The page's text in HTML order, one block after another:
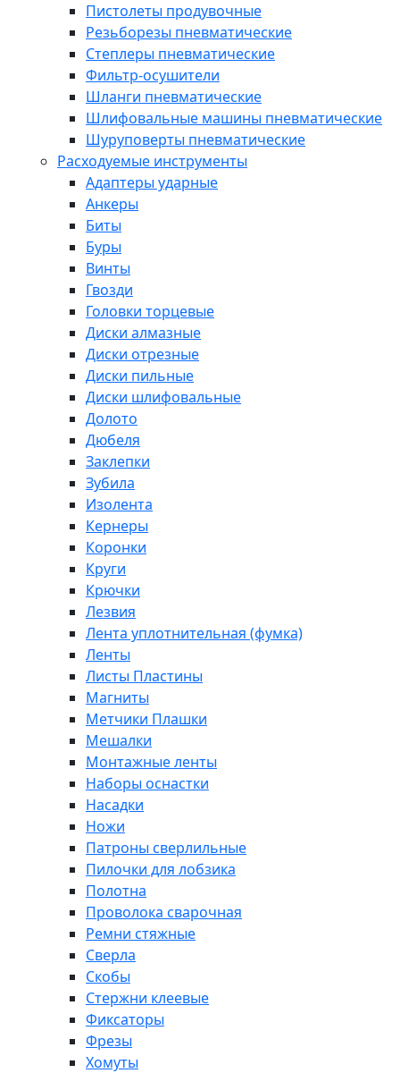
Пистолеты продувочные
Резьборезы пневматические
Степлеры пневматические
Фильтр-осушители
Шланги пневматические
Шлифовальные машины пневматические
Шуруповерты пневматические
Расходуемые инструменты
Адаптеры ударные
Анкеры
Биты
Буры
Винты
Гвозди
Головки торцевые
Диски алмазные
Диски отрезные
Диски пильные
Диски шлифовальные
Долото
Дюбеля
Заклепки
Зубила
Изолента
Кернеры
Коронки
Круги
Крючки
Лезвия
Лента уплотнительная (фумка)
Ленты
Листы Пластины
Магниты
Метчики Плашки
Мешалки
Монтажные ленты
Наборы оснастки
Насадки
Ножи
Патроны сверлильные
Пилочки для лобзика
Полотна
Проволока сварочная
Ремни стяжные
Сверла
Скобы
Стержни клеевые
Фиксаторы
Фрезы
Хомуты